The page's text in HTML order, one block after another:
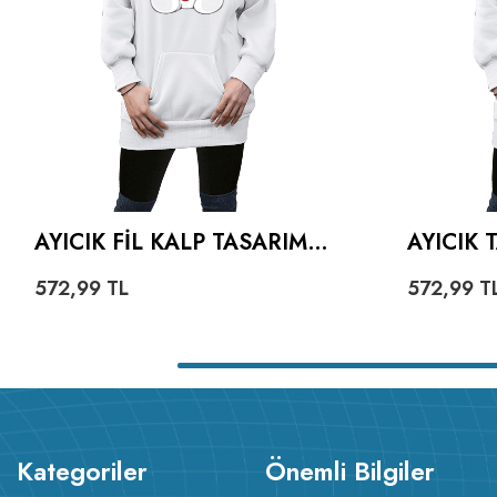
AYICIK FIL KALP TASARIMLI
KAPÜŞONLU SWEATSHIRT
572,99 TL
AYICIK
572,99
Kategoriler Önemli Bilgiler